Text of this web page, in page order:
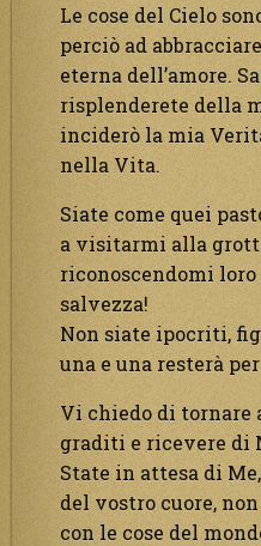
Le cose del Cielo
perciò ad
eterna dell’amore.
risplenderete della
inciderò la mia
nella Vita.
Siate come quei
a visitarmi alla
riconoscendomi
salvezza!
Non siate ipocriti,
una e una resterà
Vi chiedo di tornare
graditi e ricevere di
State in attesa di
del vostro cuore,
con le cose del